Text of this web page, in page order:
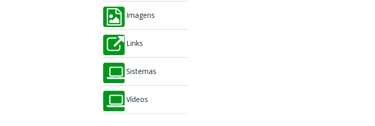
Imagens
Links
Sistemas
Vídeos